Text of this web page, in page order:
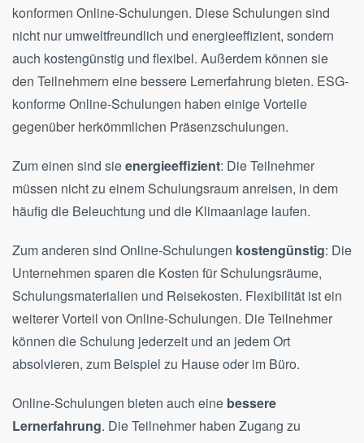
konformen Online-Schulungen. Diese Schulungen sind
nicht nur umweltfreundlich und energieeffizient, sondern
auch kostengünstig und flexibel. Außerdem können sie
den Teilnehmern eine bessere Lernerfahrung bieten. ESG-
konforme Online-Schulungen haben einige Vorteile
gegenüber herkömmlichen Präsenzschulungen.
Zum einen sind sieenergieeffizient: Die Teilnehmer
müssen nicht zu einem Schulungsraum anreisen, in dem
häufig die Beleuchtung und die Klimaanlage laufen.
Zum anderen sind Online-Schulungen kostengünstig: Die
Unternehmen sparen die Kosten für Schulungsräume,
Schulungsmaterialien und Reisekosten. Flexibilität ist ein
weiterer Vorteil von Online-Schulungen. Die Teilnehmer
können die Schulung jederzeit und an jedem Ort
absolvieren, zum Beispiel zu Hause oder im Büro.
Online-Schulungen bieten auch eine bessere
Lernerfahrung. Die Teilnehmer haben Zugang zu